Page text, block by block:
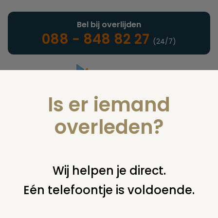
Landelijke uitvaartonderneming
Bel bij overlijden
088 - 848 82 27 (24/7)
U bent hier: home juridisch overige uitvaartplechtigheid
Is er iemand
overleden?
Wij helpen je direct.
Eén telefoontje is voldoende.